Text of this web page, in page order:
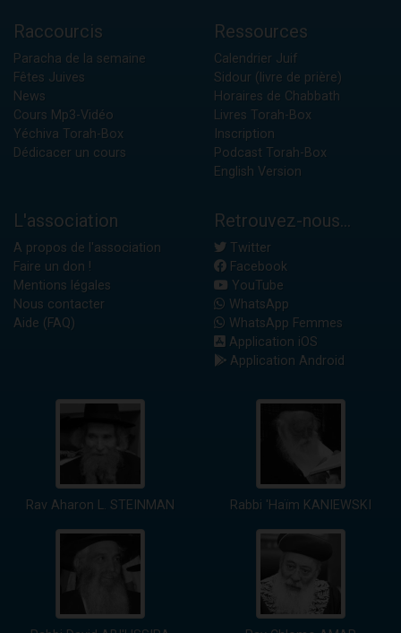
Raccourcis
Paracha de la semaine
Fêtes Juives
News
Cours Mp3-Vidéo
Yéchiva Torah-Box
Dédicacer un cours
Ressources
Calendrier Juif
Sidour (livre de prière)
Horaires de Chabbath
Livres Torah-Box
Inscription
Podcast Torah-Box
English Version
L'association
A propos de l'association
Faire un don !
Mentions légales
Nous contacter
Aide (FAQ)
Retrouvez-nous...
Twitter
Facebook
YouTube
WhatsApp
WhatsApp Femmes
Application iOS
Application Android
Rav Aharon L. STEINMAN Rabbi 'Haïm KANIEWSKI